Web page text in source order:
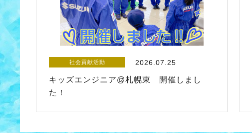
社会貢献活動 2026.07.25
キッズエンジニア@札幌東 開催しまし
た！